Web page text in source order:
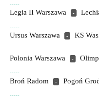
-----
Legia II Warszawa -
-----
Ursus Warszawa - KS
-----
Polonia Warszawa -
-----
Broń Radom - Pogoń
-----